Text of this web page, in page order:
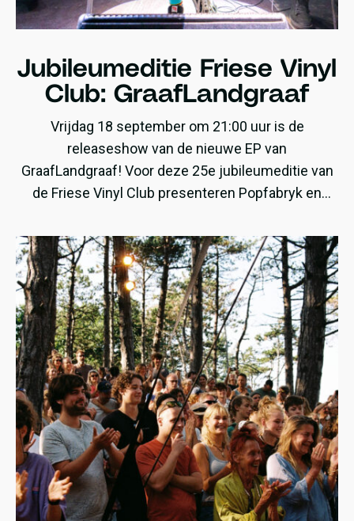
Jubileumeditie Friese Vinyl
Club: GraafLandgraaf
Vrijdag 18 september om 21:00 uur is de
releaseshow van de nieuwe EP van
GraafLandgraaf! Voor deze 25e jubileumeditie van
de Friese Vinyl Club presenteren Popfabryk en
Violence‘.